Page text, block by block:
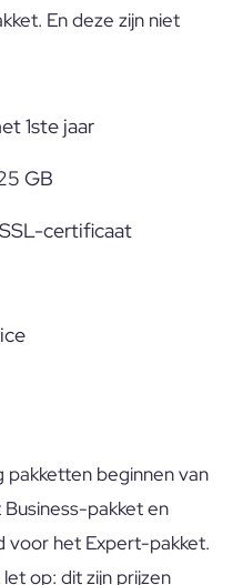
En deze zijn niet
1ste jaar
GB
certificaat
pakketten beginnen van
pakket en
voor het Expert-pakket.
op: dit zijn prijzen